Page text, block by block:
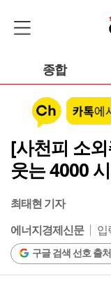
종합
[사천피 소
웃는 4000
최태현 기자
에너지경제신문
입
구글 검색 선호 출